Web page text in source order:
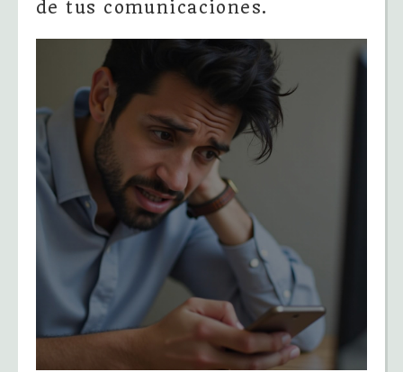
de tus comunicaciones.